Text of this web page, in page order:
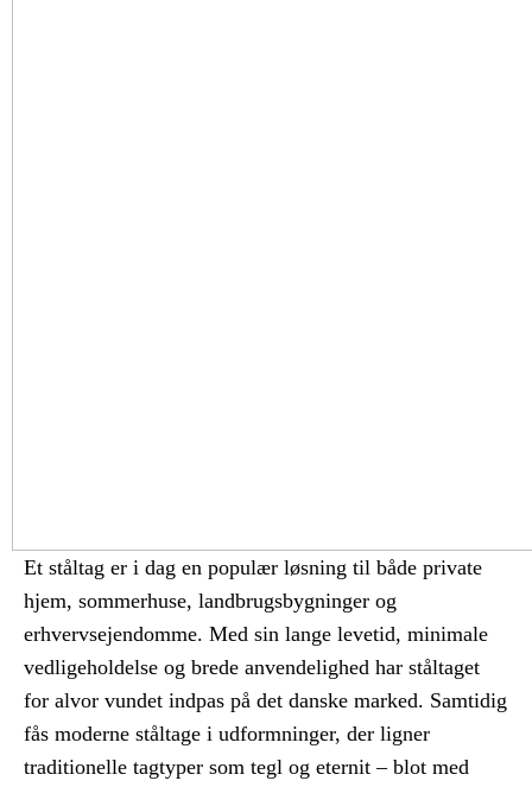
Et ståltag er i dag en populær løsning til både private
hjem, sommerhuse, landbrugsbygninger og
erhvervsejendomme. Med sin lange levetid, minimale
vedligeholdelse og brede anvendelighed har ståltaget
for alvor vundet indpas på det danske marked. Samtidig
fås moderne ståltage i udformninger, der ligner
traditionelle tagtyper som tegl og eternit – blot med